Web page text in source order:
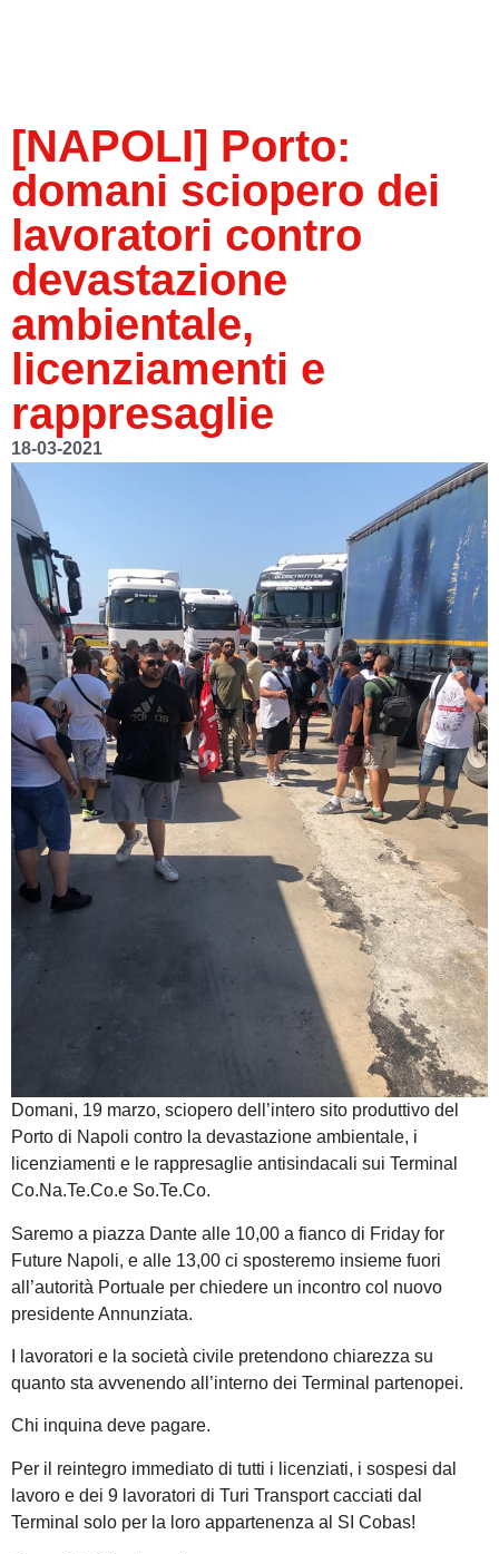
[NAPOLI] Porto:
domani sciopero dei
lavoratori contro
devastazione
ambientale,
licenziamenti e
rappresaglie
18-03-2021
Domani, 19 marzo, sciopero dell’intero sito produttivo del
Porto di Napoli contro la devastazione ambientale, i
licenziamenti e le rappresaglie antisindacali sui Terminal
Co.Na.Te.Co.e So.Te.Co.
Saremo a piazza Dante alle 10,00 a fianco di Friday for
Future Napoli, e alle 13,00 ci sposteremo insieme fuori
all’autorità Portuale per chiedere un incontro col nuovo
presidente Annunziata.
I lavoratori e la società civile pretendono chiarezza su
quanto sta avvenendo all’interno dei Terminal partenopei.
Chi inquina deve pagare.
Per il reintegro immediato di tutti i licenziati, i sospesi dal
lavoro e dei 9 lavoratori di Turi Transport cacciati dal
Terminal solo per la loro appartenenza al SI Cobas!